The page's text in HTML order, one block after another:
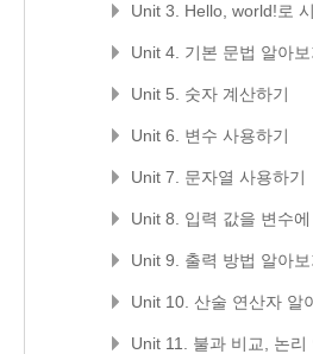
Unit 3. Hello, world!로
Unit 4. 기본 문법 알아보
Unit 5. 숫자 계산하기
Unit 6. 변수 사용하기
Unit 7. 문자열 사용하기
Unit 8. 입력 값을 변수
Unit 9. 출력 방법 알아보
Unit 10. 산술 연산자 알
Unit 11. 불과 비교, 논리